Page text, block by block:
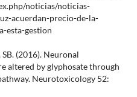
noticias/noticias-
acuerdan-precio-de-la-
esta-gestion
(2016). Neuronal
altered by glyphosate through
Neurotoxicology 52: